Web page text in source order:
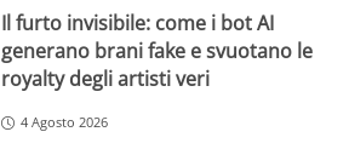
Il furto invisibile: come i bot AI
generano brani fake e svuotano le
royalty degli artisti veri
4 Agosto 2026